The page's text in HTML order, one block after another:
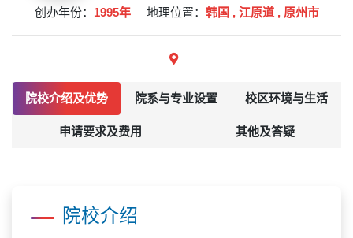
创办年份： 1995年 地理位置： 韩国 , 江原道 , 原州市
院校介绍及优势 院系与专业设置 校区环境与生活
申请要求及费用 其他及答疑
院校介绍